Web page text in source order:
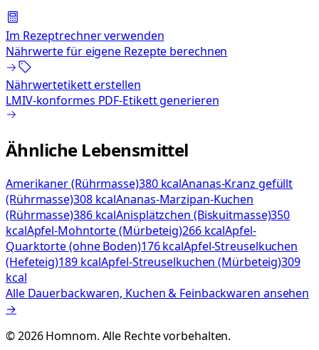
Im Rezeptrechner verwenden
Nährwerte für eigene Rezepte berechnen
Nährwertetikett erstellen
LMIV-konformes PDF-Etikett generieren
Ähnliche Lebensmittel
Amerikaner (Rührmasse)380 kcalAnanas-Kranz gefüllt
(Rührmasse)308 kcalAnanas-Marzipan-Kuchen
(Rührmasse)386 kcalAnisplätzchen (Biskuitmasse)350
kcalApfel-Mohntorte (Mürbeteig)266 kcalApfel-
Quarktorte (ohne Boden)176 kcalApfel-Streuselkuchen
(Hefeteig)189 kcalApfel-Streuselkuchen (Mürbeteig)309
kcal
Alle Dauerbackwaren, Kuchen & Feinbackwaren ansehen
→
©2026Homnom. Alle Rechte vorbehalten.